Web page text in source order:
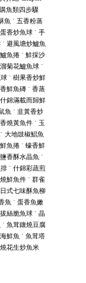
魚類四步驟
魚 ˙ 五香粉蒸
香炒魚球 ˙ 手
避風塘炒鱸魚
魚捲 ˙ 鮮採沙
菊花鱸魚球 ˙
˙ 樹果香炒鮮
鮮魚磚 ˙ 香蒸
錦滿載而歸鮮
魚 ˙ 韭黃香炒
燒黃魚件 ˙ 玉
大地豉椒鯧魚
魚捲 ˙ 蠔香鮮
香酥水晶魚 ˙
˙ 什錦彩蔬煎
鮮魚件 ˙ 群雀
式七味酥魚柳
魚 ˙ 蛋香魚嫩
絲脆魚球 ˙ 晶
˙ 魚茸鑲燒豆腐
鮮魚 ˙ 魚茸塔
花生炒魚米